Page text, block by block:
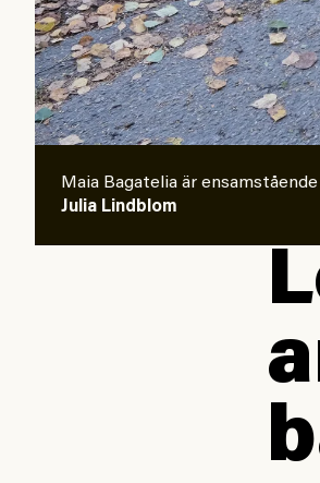
Maia Bagatelia är
Julia Lindblom